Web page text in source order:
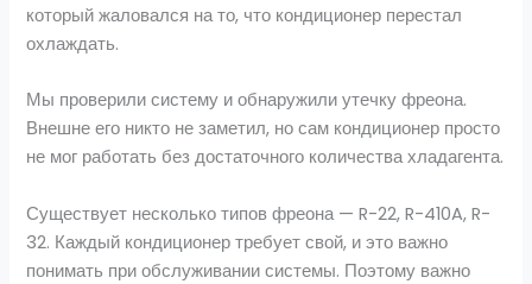
который жаловался на то, что кондиционер перестал
охлаждать.
Мы проверили систему и обнаружили утечку фреона.
Внешне его никто не заметил, но сам кондиционер просто
не мог работать без достаточного количества хладагента.
Существует несколько типов фреона — R-22, R-410A, R-
32. Каждый кондиционер требует свой, и это важно
понимать при обслуживании системы. Поэтому важно